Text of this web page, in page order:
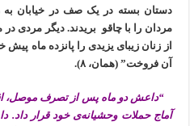
دستان بسته در یک صف در خیابان به
مردان را با چاقو بریدند. دیگر مردی
از زنان زیبای یزیدی را پانزده ماه
آن فروخت” (همان، ۸).
“داعش دو ماه پس از تصرف موصل،
آماج حملات وحشیانه‌ی خود قرار داد.